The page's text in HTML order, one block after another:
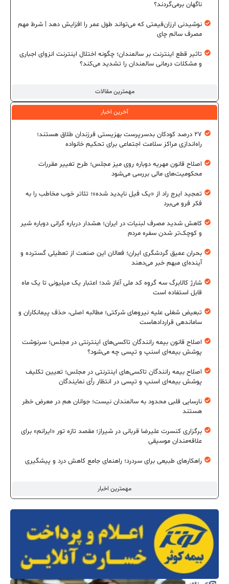
مهمترین مقالات
ناگهان برمی‌گردند؟
نوشیدنی ارزان‌قیمتی که می‌تواند طول عمر را افزایش دهد | شرط مهم
مصرف سالم چای
تاثیر قطع اینترنت بر سالمندان؛ چگونه اختلال اینترنت انزوای اجباری
و مشکلات درمانی سالمندان را تشدید می‌کند؟
آخرین اخبار
مهمترین اخبار
۲۷ درصد کودکان بدسرپرست بهزیستی فرزندان طلاق هستند؛
راه‌اندازی مراکز سلامت اجتماعی برای تحکیم خانواده
اصلاح قانون مهریه دوباره روی میز مجلس؛ طرح تغییر مقررات
محکومیت‌های مالی بررسی می‌شود
تمجید ایرج راد از «یک فیل ناپدید شده»؛ تئاتر خوب مخاطب را به
فکر فرو می‌برد
کاهش شدید مصرف لبنیات در ایران؛ هشدار درباره گرانی دوباره شیر
و کوچک‌تر شدن سفره مردم
بحران عمیق گردشگری ایران؛ فعالان این صنعت از تعطیلی گسترده و
آینده‌ای مبهم خبر می‌دهند
شارژ کالابرگ سه گروه کد ملی آغاز شد؛ اعتبار یک میلیونی تا یک ماه
قابل استفاده است
تبعیض شغلی علیه نیروهای شرکتی؛ مطالبه اصلی، حذف پیمانکاران و
ساماندهی قراردادهاست
اصلاح قانون بیمه رانندگان تاکسی‌های اینترنتی در مجلس؛ سرنوشت
پوشش بیمه‌ای اسنپ و تپسی چه می‌شود؟
اصلاح بیمه رانندگان تاکسی‌های اینترنتی در مجلس؛ تعیین تکلیف
پوشش بیمه‌ای اسنپ و تپسی در انتظار رأی نمایندگان
نارسایی قلبی محدود به سالمندان نیست؛ جوانان هم در معرض خطر
هستند
برگزاری کنسرت علیرضا قربانی در شیراز؛ مقصد تازه تور «ایرانم» برای
علاقه‌مندان موسیقی
راهکارهای طبیعی برای سردرد؛ راهنمای جامع کاهش درد و پیشگیری